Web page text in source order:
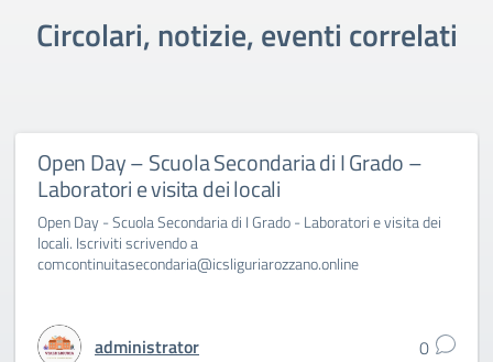
Circolari, notizie, eventi correlati
Open Day – Scuola Secondaria di I Grado –
Laboratori e visita dei locali
Open Day - Scuola Secondaria di I Grado - Laboratori e visita dei
locali. Iscriviti scrivendo a
comcontinuitasecondaria@icsliguriarozzano.online
administrator 0